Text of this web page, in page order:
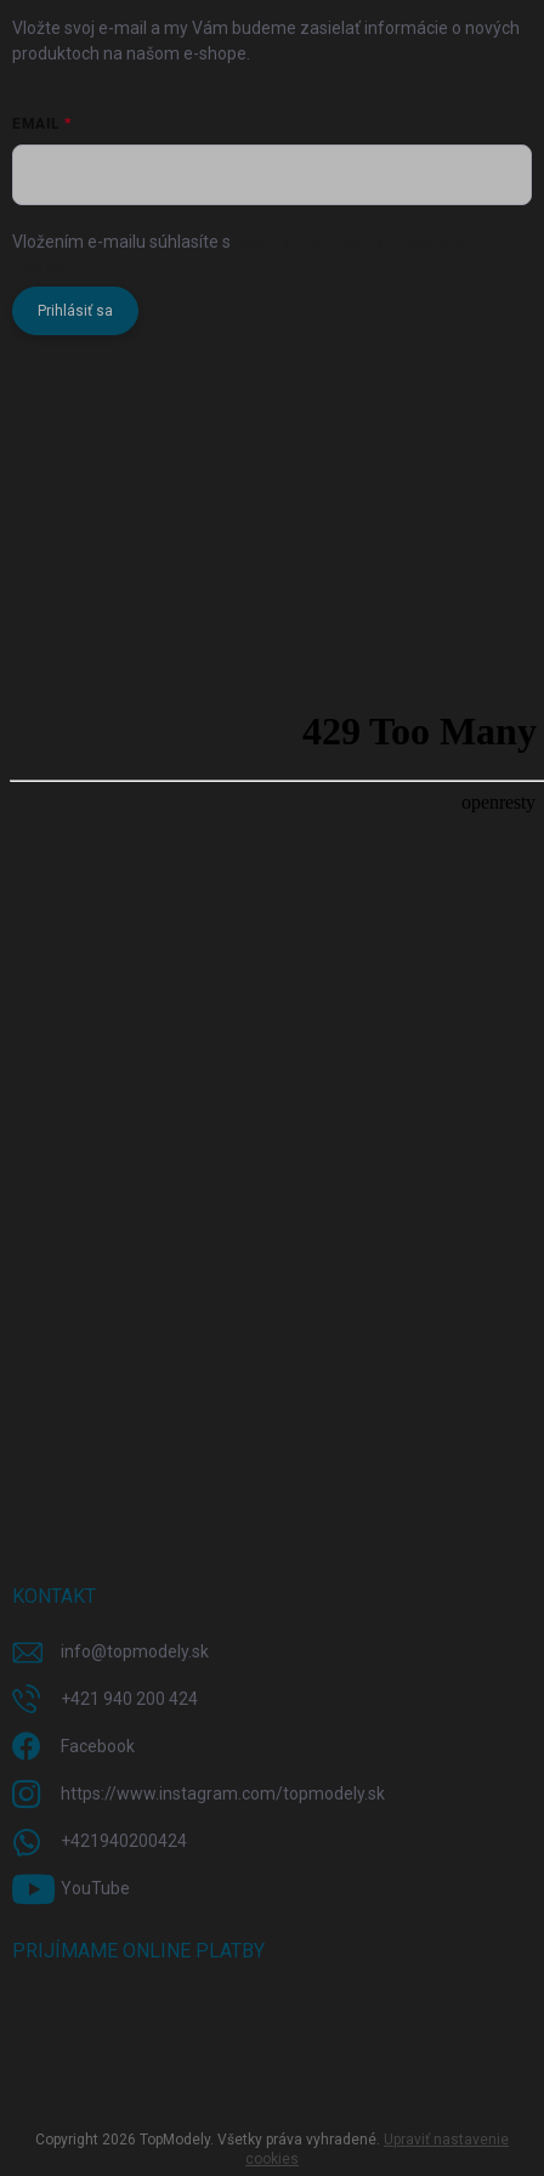
Vložte svoj e-mail a my Vám budeme zasielať informácie o nových
produktoch na našom e-shope.
Vložením e-mailu súhlasíte s
Prihlásiť sa
KONTAKT
info@topmodely.sk
+421 940 200 424
Facebook
https://www.instagram.com/topmodely.sk
+421940200424
YouTube
PRIJÍMAME ONLINE PLATBY
Copyright 2026 TopModely. Všetky práva vyhradené. Upraviť nastavenie
cookies